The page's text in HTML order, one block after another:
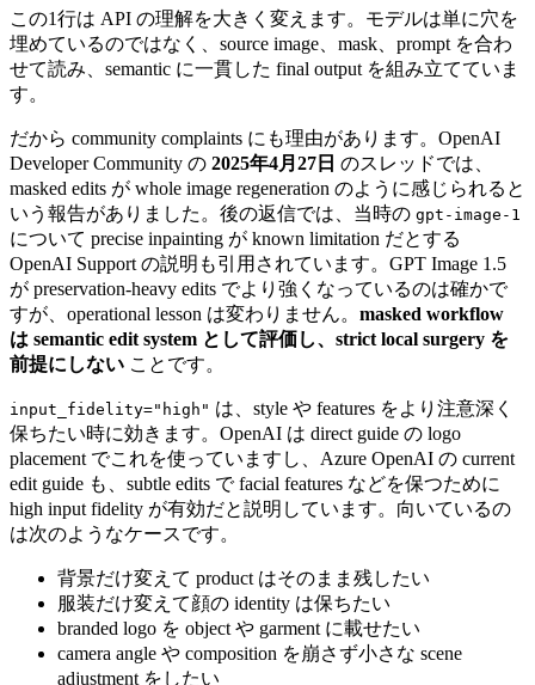
この1行は API の理解を大きく変えます。モデルは単に穴を
埋めているのではなく、source image、mask、prompt を合わ
せて読み、semantic に一貫した final output を組み立てていま
す。
だから community complaints にも理由があります。OpenAI
Developer Community の 2025年4月27日 のスレッドでは、
masked edits が whole image regeneration のように感じられると
いう報告がありました。後の返信では、当時の gpt-image-1
について precise inpainting が known limitation だとする
OpenAI Support の説明も引用されています。GPT Image 1.5
が preservation-heavy edits でより強くなっているのは確かで
すが、operational lesson は変わりません。 masked workflow
は semantic edit system として評価し、strict local surgery を
前提にしない ことです。
input_fidelity="high" は、style や features をより注意深く
保ちたい時に効きます。OpenAI は direct guide の logo
placement でこれを使っていますし、Azure OpenAI の current
edit guide も、subtle edits で facial features などを保つために
high input fidelity が有効だと説明しています。向いているの
は次のようなケースです。
背景だけ変えて product はそのまま残したい
服装だけ変えて顔の identity は保ちたい
branded logo を object や garment に載せたい
camera angle や composition を崩さず小さな scene
adjustment をしたい